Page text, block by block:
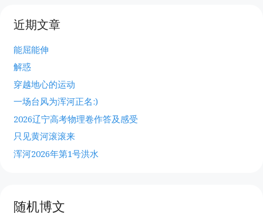
近期文章
能屈能伸
解惑
穿越地心的运动
一场台风为浑河正名:)
2026辽宁高考物理卷作答及感受
只见黄河滚滚来
浑河2026年第1号洪水
随机博文